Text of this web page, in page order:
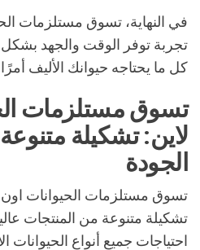
في النهاية، تسوق مستلزمات
تجربة توفر الوقت والجهد
كل ما يحتاجه حيوانك الأليف
تسوق مستلزمات
لاين: تشكيلة
الجودة
تشكيلة متنوعة من المنتجات
احتياجات جميع أنواع الحيوانات